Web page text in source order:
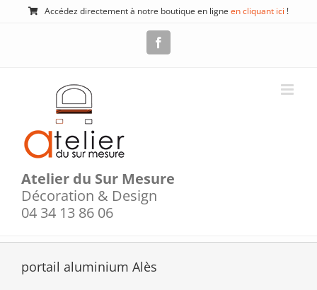
Passer
Accédez directement à notre boutique en ligne en cliquant ici !
Atelier du Sur Mesure
Décoration & Design
04 34 13 86 06
portail aluminium Alès